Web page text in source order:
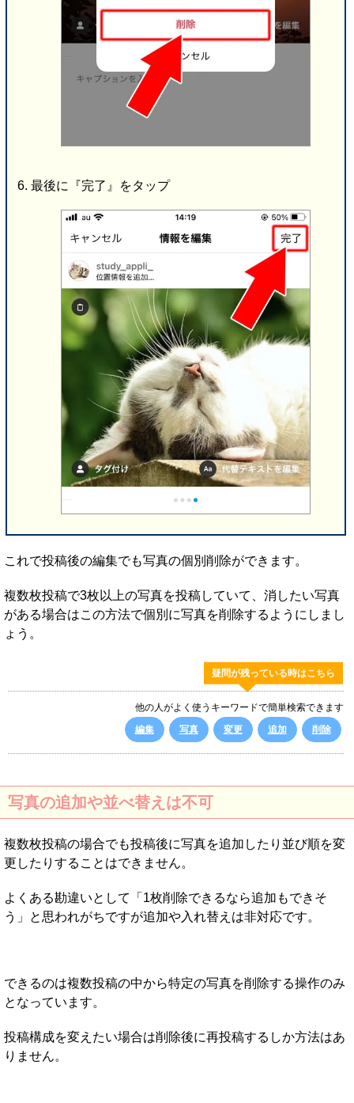
最後に『完了』をタップ
これで投稿後の編集でも写真の個別削除ができます。
複数枚投稿で3枚以上の写真を投稿していて、消したい写真
がある場合はこの方法で個別に写真を削除するようにしまし
ょう。
疑問が残っている時はこちら
他の人がよく使うキーワードで簡単検索できます
編集
写真 変更 追加 削除
写真の追加や並べ替えは不可
複数枚投稿の場合でも投稿後に写真を追加したり並び順を変
更したりすることはできません。
よくある勘違いとして「1枚削除できるなら追加もできそ
う」と思われがちですが追加や入れ替えは非対応です。
できるのは複数投稿の中から特定の写真を削除する操作のみ
となっています。
投稿構成を変えたい場合は削除後に再投稿するしか方法はあ
りません。